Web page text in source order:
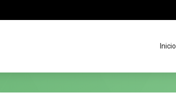
Inicio